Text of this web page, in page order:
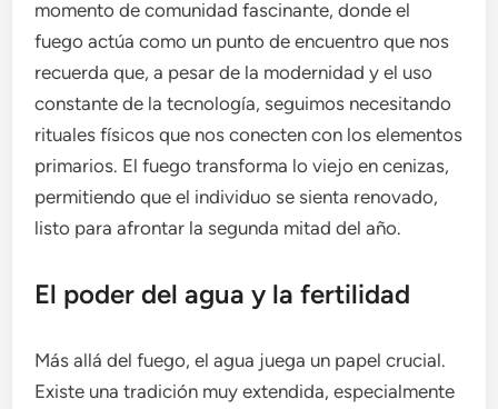
momento de comunidad fascinante, donde el
fuego actúa como un punto de encuentro que nos
recuerda que, a pesar de la modernidad y el uso
constante de la tecnología, seguimos necesitando
rituales físicos que nos conecten con los elementos
primarios. El fuego transforma lo viejo en cenizas,
permitiendo que el individuo se sienta renovado,
listo para afrontar la segunda mitad del año.
El poder del agua y la fertilidad
Más allá del fuego, el agua juega un papel crucial.
Existe una tradición muy extendida, especialmente